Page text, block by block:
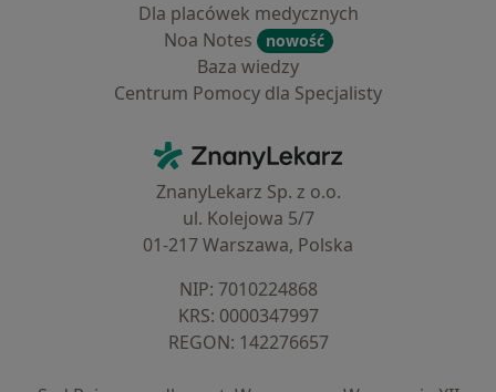
Dla placówek medycznych
Noa Notes
nowość
Baza wiedzy
Centrum Pomocy dla Specjalisty
ZnanyLekarz - Strona główna
ZnanyLekarz Sp. z o.o.
ul. Kolejowa 5/7
01-217 Warszawa, Polska
NIP: ⁠7010224868
KRS: ⁠0000347997
REGON: ⁠142276657